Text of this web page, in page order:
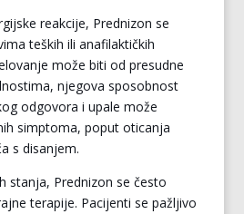
reakcije, Prednizon se
teških ili anafilaktičkih
može biti od presudne
njegova sposobnost
odgovora i upale može
simptoma, poput oticanja
s disanjem.
stanja, Prednizon se često
terapije. Pacijenti se pažljivo